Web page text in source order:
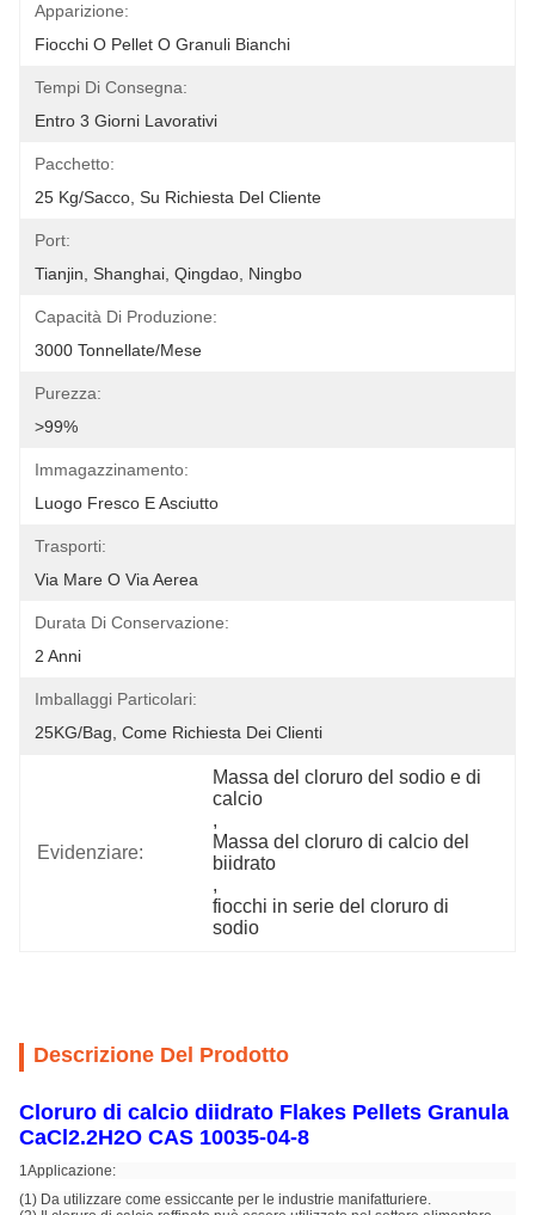
Apparizione:
Fiocchi O Pellet O Granuli Bianchi
Tempi Di Consegna:
Entro 3 Giorni Lavorativi
Pacchetto:
25 Kg/sacco, Su Richiesta Del Cliente
Port:
Tianjin, Shanghai, Qingdao, Ningbo
Capacità Di Produzione:
3000 Tonnellate/mese
Purezza:
>99%
Immagazzinamento:
Luogo Fresco E Asciutto
Trasporti:
Via Mare O Via Aerea
Durata Di Conservazione:
2 Anni
Imballaggi Particolari:
25KG/bag, Come Richiesta Dei Clienti
Evidenziare:
Massa del cloruro del sodio e di
calcio
,
Massa del cloruro di calcio del
biidrato
,
fiocchi in serie del cloruro di
sodio
Descrizione Del Prodotto
Cloruro di calcio diidrato Flakes Pellets Granula
CaCl2.2H2O CAS 10035-04-8
1Applicazione:
(1) Da utilizzare come essiccante per le industrie manifatturiere.